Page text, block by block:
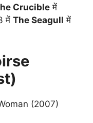
Crucible में
में The Seagull में
(2007)